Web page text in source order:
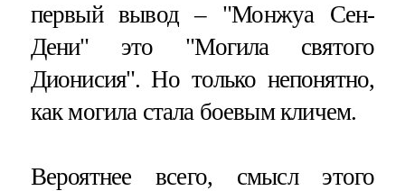
первый вывод – "Монжуа Сен-
Дени" это "Могила святого
Дионисия". Но только непонятно,
как могила стала боевым кличем.
Вероятнее всего, смысл этого